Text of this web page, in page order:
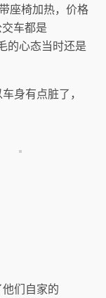
座椅加热，价格
车都是
的心态当时还是
身有点脏了，
们自家的